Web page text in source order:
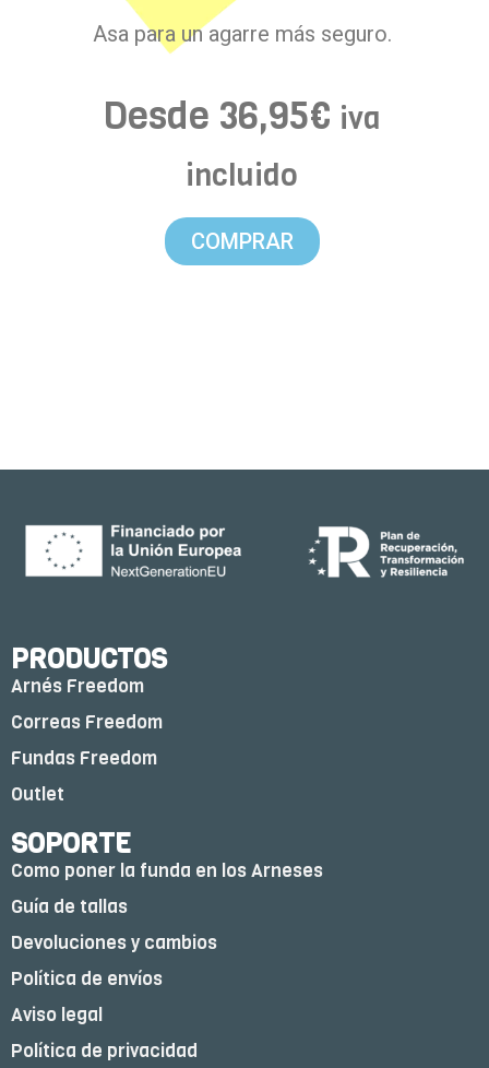
Asa para un agarre más seguro.
Desde 36,95€ iva
incluido
COMPRAR
PRODUCTOS
Arnés Freedom
Correas Freedom
Fundas Freedom
Outlet
SOPORTE
Como poner la funda en los Arneses
Guía de tallas
Devoluciones y cambios
Política de envíos
Aviso legal
Política de privacidad